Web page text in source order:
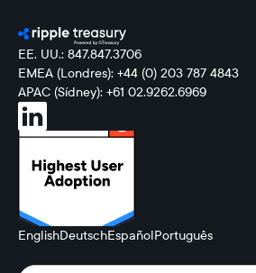
EE. UU.: 847.847.3706
EMEA (Londres): +44 (0) 203 787 4843
APAC (Sídney): +61 02.9262.6969
EnglishDeutschEspañolPortuguês